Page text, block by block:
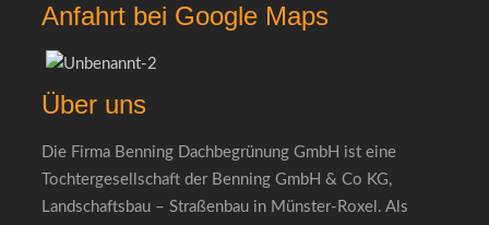
Anfahrt bei Google Maps
Über uns
Die Firma Benning Dachbegrünung GmbH ist eine
Tochtergesellschaft der Benning GmbH & Co KG,
Landschaftsbau – Straßenbau in Münster-Roxel. Als